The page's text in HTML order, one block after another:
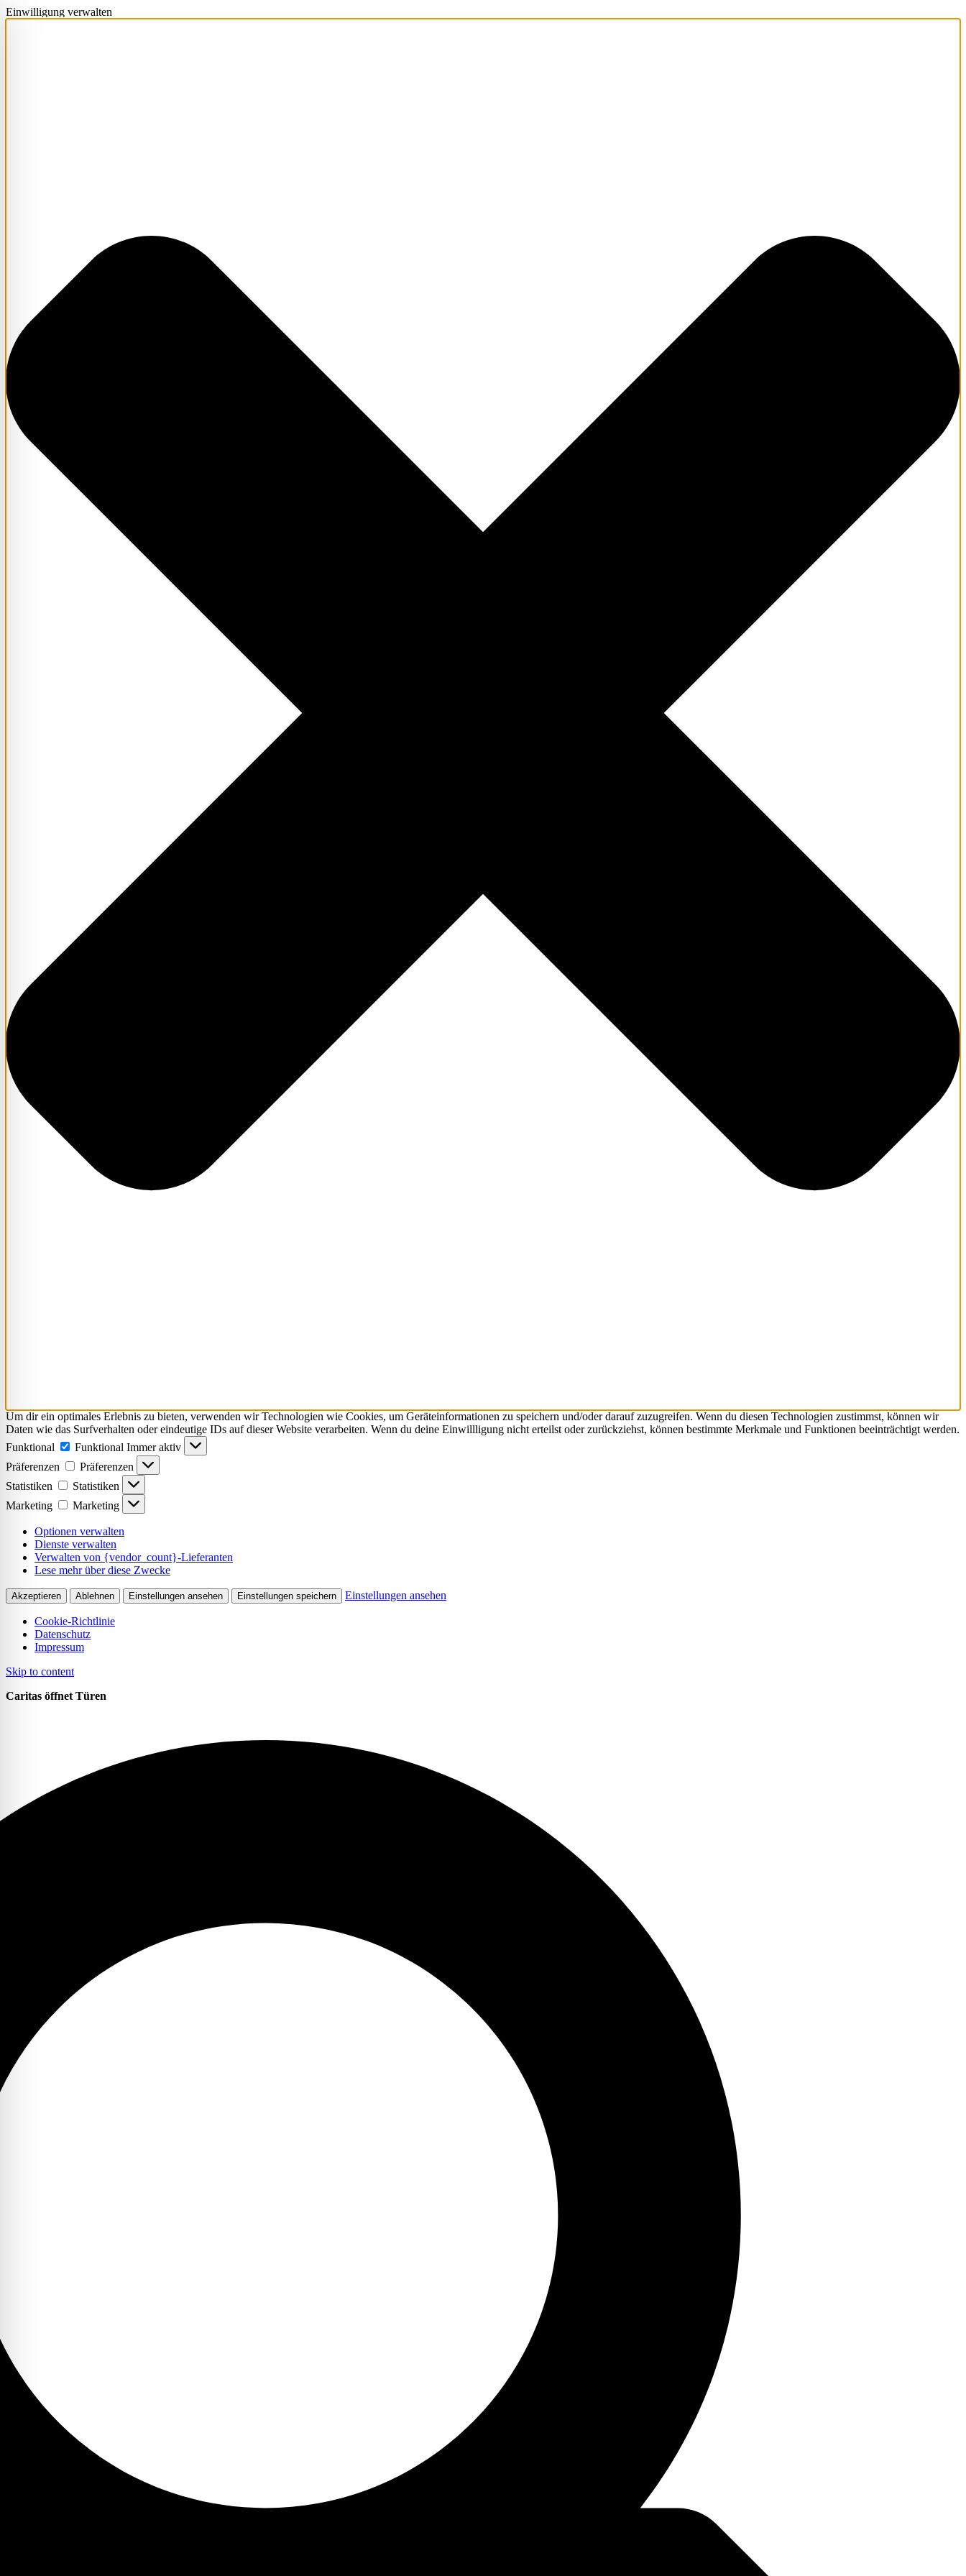
Einwilligung verwalten
Um dir ein optimales Erlebnis zu bieten, verwenden wir Technologien wie Cookies, um Geräteinformationen zu speichern und/oder darauf zuzugreifen. Wenn du diesen Technologien zustimmst, können wir
Daten wie das Surfverhalten oder eindeutige IDs auf dieser Website verarbeiten. Wenn du deine Einwillligung nicht erteilst oder zurückziehst, können bestimmte Merkmale und Funktionen beeinträchtigt werden.
Funktional
Funktional Immer aktiv
Präferenzen
Präferenzen
Statistiken
Statistiken
Marketing
Marketing
Optionen verwalten
Dienste verwalten
Verwalten von {vendor_count}-Lieferanten
Lese mehr über diese Zwecke
Akzeptieren Ablehnen Einstellungen ansehen Einstellungen speichern Einstellungen ansehen
Cookie-Richtlinie
Datenschutz
Impressum
Skip to content
Caritas öffnet Türen